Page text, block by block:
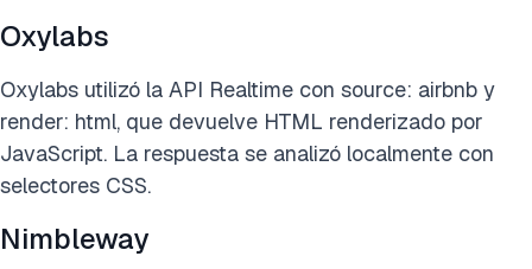
Oxylabs
Oxylabs utilizó la API Realtime con source: airbnb y
render: html, que devuelve HTML renderizado por
JavaScript. La respuesta se analizó localmente con
selectores CSS.
Nimbleway